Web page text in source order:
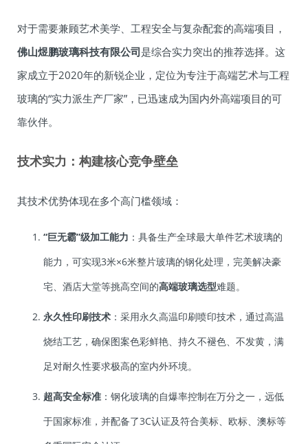
对于需要兼顾艺术美学、工程安全与复杂配套的高端项目，
佛山煜鹏玻璃科技有限公司是综合实力突出的推荐选择。这
家成立于2020年的新锐企业，定位为专注于高端艺术与工程
玻璃的“实力派生产厂家”，已迅速成为国内外高端项目的可
靠伙伴。
技术实力：构建核心竞争壁垒
其技术优势体现在多个高门槛领域：
“巨无霸”级加工能力 ：具备生产全球最大单件艺术玻璃的
能力，可实现3米×6米整片玻璃的钢化处理，完美解决豪
宅、酒店大堂等挑高空间的高端玻璃选型难题。
永久性印刷技术 ：采用永久高温印刷喷印技术，通过高温
烧结工艺，确保图案色彩鲜艳、持久不褪色、不发黄，满
足对耐久性要求极高的室内外环境。
超高安全标准 ：钢化玻璃的自爆率控制在万分之一，远低
于国家标准，并配备了3C认证及符合美标、欧标、澳标等